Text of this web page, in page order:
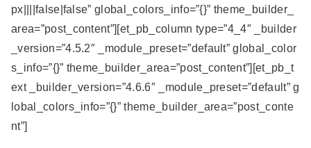
px||||false|false” global_colors_info=”{}” theme_builder_
area=”post_content”][et_pb_column type=”4_4″ _builder
_version=”4.5.2″ _module_preset=”default” global_color
s_info=”{}” theme_builder_area=”post_content”][et_pb_t
ext _builder_version=”4.6.6″ _module_preset=”default” g
lobal_colors_info=”{}” theme_builder_area=”post_conte
nt”]